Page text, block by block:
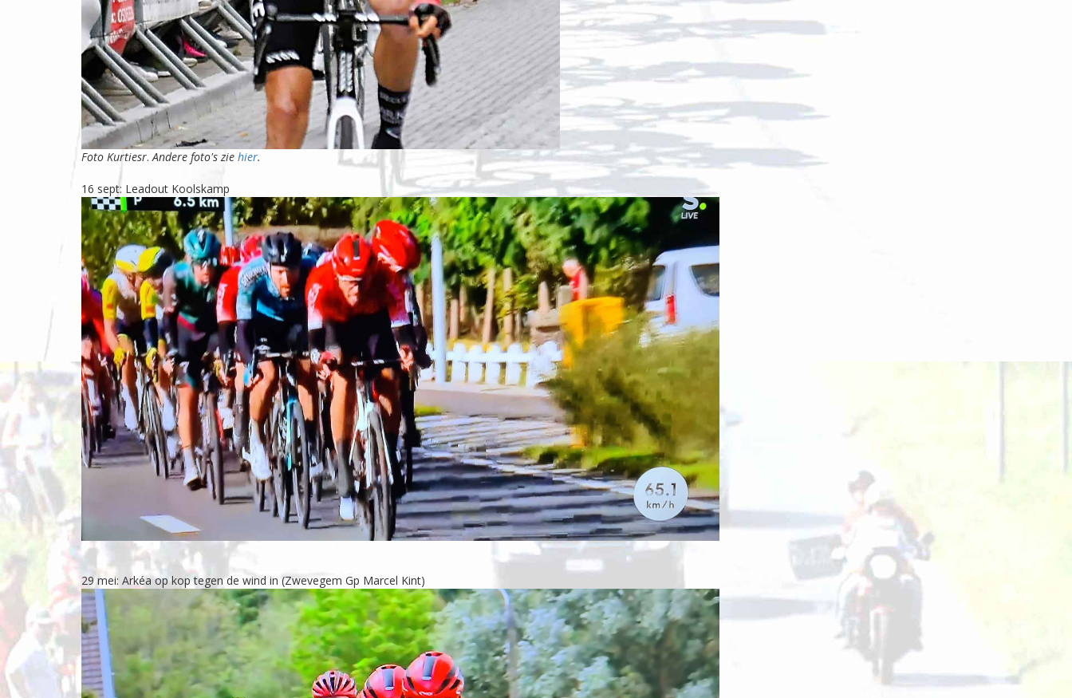
Foto Kurtiesr.Andere foto's zie hier.
16 sept: Leadout Koolskamp
29 mei: Arkéa op kop tegen de wind in (Zwevegem Gp Marcel Kint)